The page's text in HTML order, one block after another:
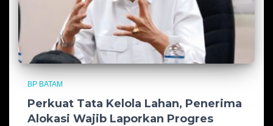
BP BATAM
Perkuat Tata Kelola Lahan, Penerima
Alokasi Wajib Laporkan Progres